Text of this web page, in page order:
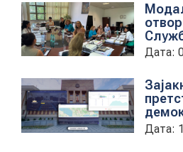
ENG
Дата:
Дата: